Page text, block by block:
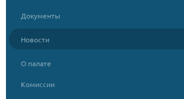
Документы
Новости
О палате
Комиссии